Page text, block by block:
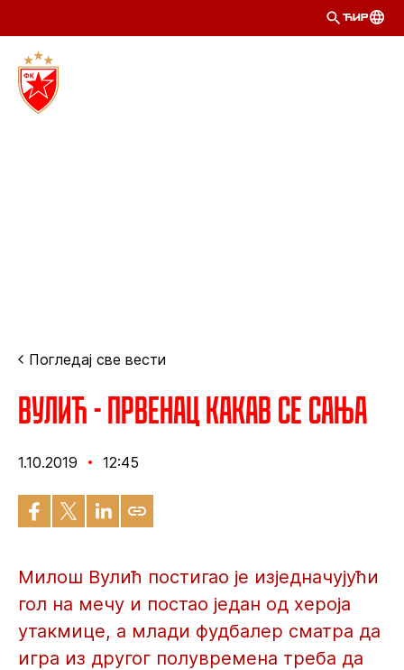
ЋИР
Погледај све вести
Вулић - Првенац какав се сања
1.10.2019 12:45
Милош Вулић постигао је изједначујући
гол на мечу и постао један од хероја
утакмице, а млади фудбалер сматра да
игра из другог полувремена треба да